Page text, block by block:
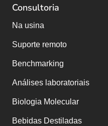
Consultoria
Na usina
Suporte remoto
Benchmarking
Análises laboratoriais
Biologia Molecular
Bebidas Destiladas